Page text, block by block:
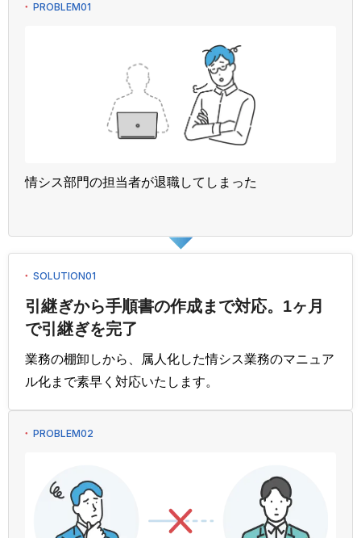
PROBLEM01
情シス部門の担当者が退職してしまった
SOLUTION01
引継ぎから手順書の作成まで対応。1ヶ月
で引継ぎを完了
業務の棚卸しから、属人化した情シス業務のマニュア
ル化まで素早く対応いたします。
PROBLEM02